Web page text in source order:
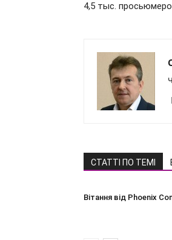
4,5 тыс.
СТАТТІ ПО ТЕМІ
Вітання від Phoenix